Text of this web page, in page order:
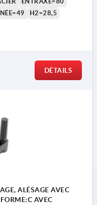
décalée de 90° par
H2=28,5
DÉTAILS
ALÉSAGE AVEC
AVEC